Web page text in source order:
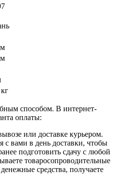
способом. В интернет-
оплаты:
или доставке курьером.
с вами в день доставки, чтобы
подготовить сдачу с любой
товаросопроводительные
средства, получаете